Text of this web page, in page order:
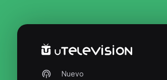
Nuevo